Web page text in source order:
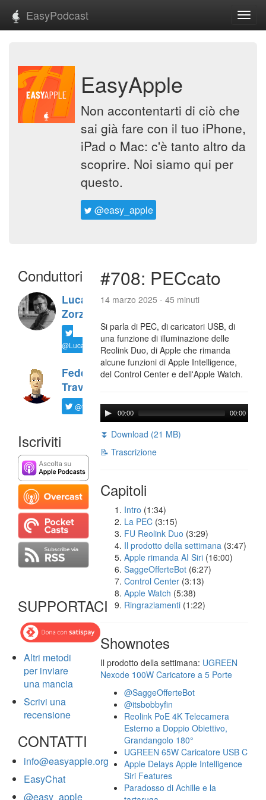
EasyPodcast
EasyApple
Non accontentarti di ciò che
sai già fare con il tuo iPhone,
iPad o Mac: c'è tanto altro da
scoprire. Noi siamo qui per
questo.
@easy_apple
Conduttori
Luca
Zorzi
@LucaTNT
Federico
Travaini
@ftrava
Iscriviti
SUPPORTACI
Altri metodi
per inviare
una mancia
Scrivi una
recensione
CONTATTI
info@easyapple.org
EasyChat
@easy_apple
#708: PECcato
14 marzo 2025 - 45 minuti
Si parla di PEC, di caricatori USB, di
una funzione di illuminazione delle
Reolink Duo, di Apple che rimanda
alcune funzioni di Apple Intelligence,
del Control Center e dell'Apple Watch.
00:00 00:00
⏬ Download (21 MB)
📝 Trascrizione
Capitoli
Intro (1:34)
La PEC (3:15)
FU Reolink Duo (3:29)
Il prodotto della settimana (3:47)
Apple rimanda AI Siri (16:00)
SaggeOfferteBot (6:27)
Control Center (3:13)
Apple Watch (5:38)
Ringraziamenti (1:22)
Shownotes
Il prodotto della settimana: UGREEN
Nexode 100W Caricatore a 5 Porte
@SaggeOfferteBot
@itsbobbyfin
Reolink PoE 4K Telecamera
Esterno a Doppio Obiettivo,
Grandangolo 180°
UGREEN 65W Caricatore USB C
Apple Delays Apple Intelligence
Siri Features
Paradosso di Achille e la